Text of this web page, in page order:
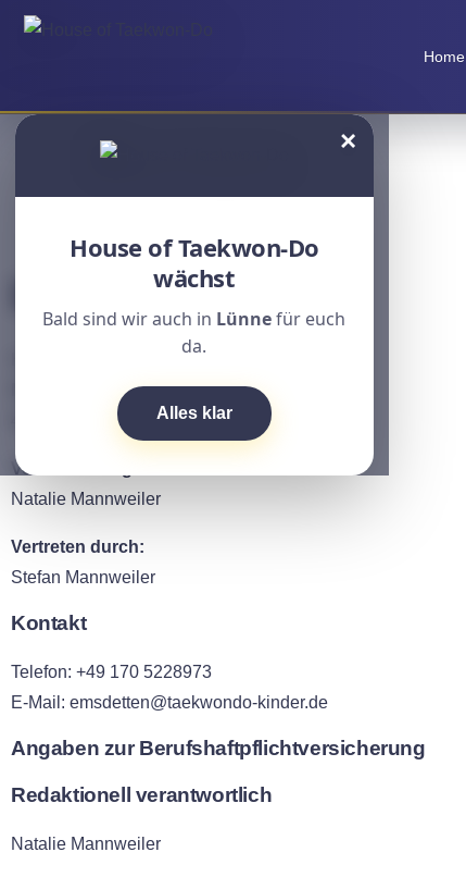
Home
Impressum
Märkischer Weg 53
48282 Emsdetten
Verantwortung
Natalie Mannweiler
Vertreten durch:
Stefan Mannweiler
Kontakt
Telefon: +49 170 5228973
E-Mail: emsdetten@taekwondo-kinder.de
Angaben zur Berufs­haftpflicht­versicherung
Redaktionell verantwortlich
Natalie Mannweiler
×
House of Taekwon-Do
wächst
Bald sind wir auch in Lünnefür euch
da.
Alles klar